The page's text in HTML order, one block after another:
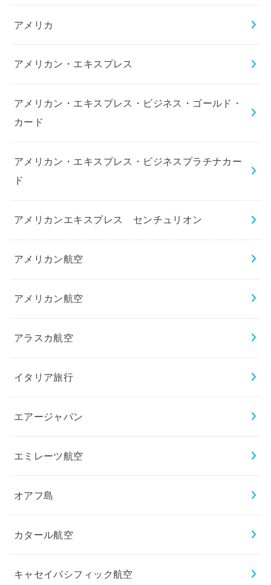
アメリカ
アメリカン・エキスプレス
アメリカン・エキスプレス・ビジネス・ゴールド・
カード
アメリカン・エキスプレス・ビジネスプラチナカー
ド
アメリカンエキスプレス センチュリオン
アメリカン航空
アメリカン航空
アラスカ航空
イタリア旅行
エアージャパン
エミレーツ航空
オアフ島
カタール航空
キャセイパシフィック航空